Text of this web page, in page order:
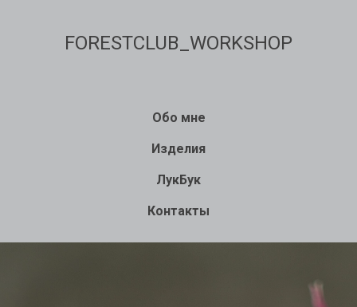
FORESTCLUB_WORKSHOP
Обо мне
Изделия
ЛукБук
Контакты